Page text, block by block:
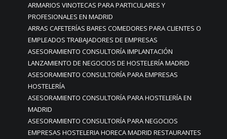
ARMARIOS VINOTECAS PARA PARTICULARES Y
PROFESIONALES EN MADRID
ARRAS CAFETERÍAS BARES COMEDORES PARA CLIENTES O
EMPLEADOS TRABAJADORES DE EMPRESAS
ASESORAMIENTO CONSULTORÍA IMPLANTACIÓN
LANZAMIENTO DE NEGOCIOS DE HOSTELERÍA MADRID
ASESORAMIENTO CONSULTORÍA PARA EMPRESAS
HOSTELERÍA
ASESORAMIENTO CONSULTORÍA PARA HOSTELERÍA EN
MADRID
ASESORAMIENTO CONSULTORÍA PARA NEGOCIOS
EMPRESAS HOSTELERIA HORECA MADRID RESTAURANTES